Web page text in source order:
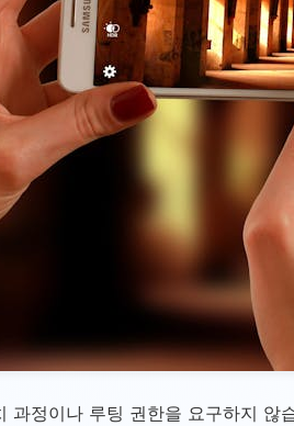
정이나 루팅 권한을 요구하지